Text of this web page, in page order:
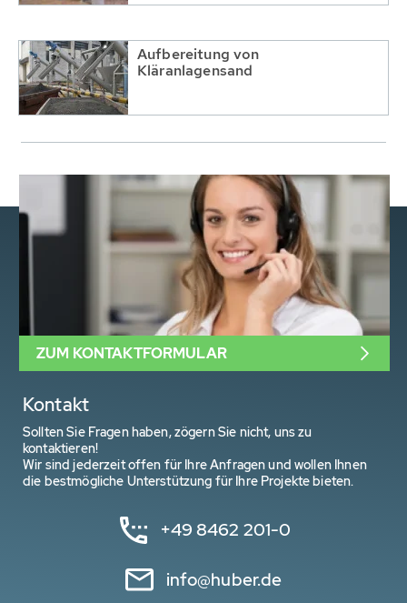
Aufbereitung von
Kläranlagensand
Kontakt
Sollten Sie Fragen haben, zögern Sie nicht, uns zu
kontaktieren!
Wir sind jederzeit offen für Ihre Anfragen und wollen Ihnen
die bestmögliche Unterstützung für Ihre Projekte bieten.
+49 8462 201-0
info@huber.de
ZUM KONTAKTFORMULAR